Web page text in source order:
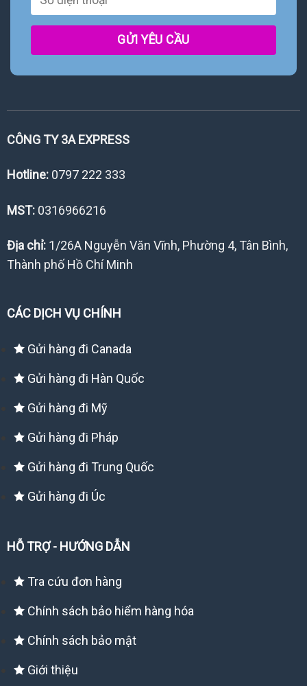
CÔNG TY 3A EXPRESS
Hotline:0797 222 333
MST:0316966216
Địa chỉ: 1/26A Nguyễn Văn Vĩnh, Phường 4, Tân Bình,
Thành phố Hồ Chí Minh
CÁC DỊCH VỤ CHÍNH
Gửi hàng đi Canada
Gửi hàng đi Hàn Quốc
Gửi hàng đi Mỹ
Gửi hàng đi Pháp
Gửi hàng đi Trung Quốc
Gửi hàng đi Úc
HỖ TRỢ - HƯỚNG DẪN
Tra cứu đơn hàng
Chính sách bảo hiểm hàng hóa
Chính sách bảo mật
Giới thiệu